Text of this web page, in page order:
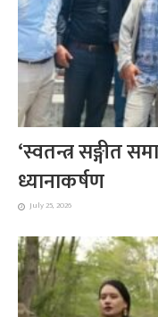
‘स्वतन्त्र सङ्गीत
ध्यानाकर्षण
July 25, 2026